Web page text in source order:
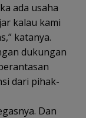
ada usaha
kalau kami
katanya.
dukungan
dari pihak-
Dan